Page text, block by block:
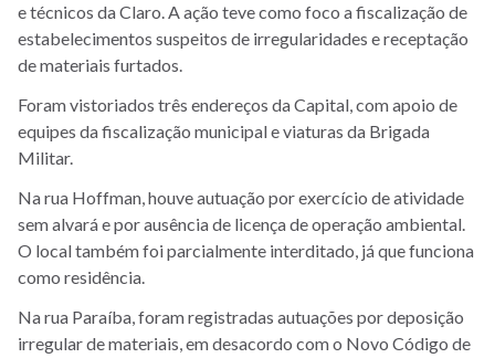
e técnicos da Claro. A ação teve como foco a fiscalização de
estabelecimentos suspeitos de irregularidades e receptação
de materiais furtados.
Foram vistoriados três endereços da Capital, com apoio de
equipes da fiscalização municipal e viaturas da Brigada
Militar.
Na rua Hoffman, houve autuação por exercício de atividade
sem alvará e por ausência de licença de operação ambiental.
O local também foi parcialmente interditado, já que funciona
como residência.
Na rua Paraíba, foram registradas autuações por deposição
irregular de materiais, em desacordo com o Novo Código de